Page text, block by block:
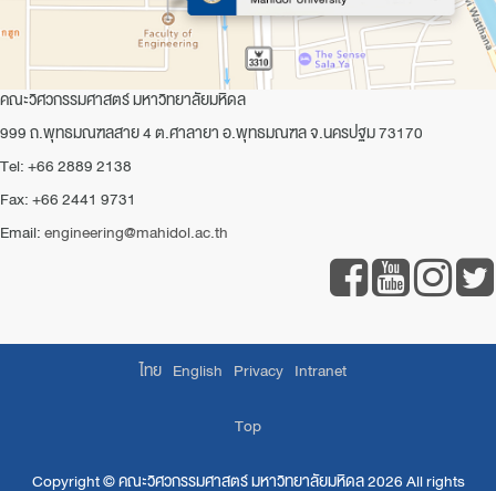
คณะวิศวกรรมศาสตร์ มหาวิทยาลัยมหิดล
999 ถ.พุทธมณฑลสาย 4 ต.ศาลายา อ.พุทธมณฑล จ.นครปฐม 73170
Tel: +66 2889 2138
Fax: +66 2441 9731
Email:engineering@mahidol.ac.th
ไทย English Privacy Intranet
Top
Copyright ©คณะวิศวกรรมศาสตร์ มหาวิทยาลัยมหิดล2026 All rights